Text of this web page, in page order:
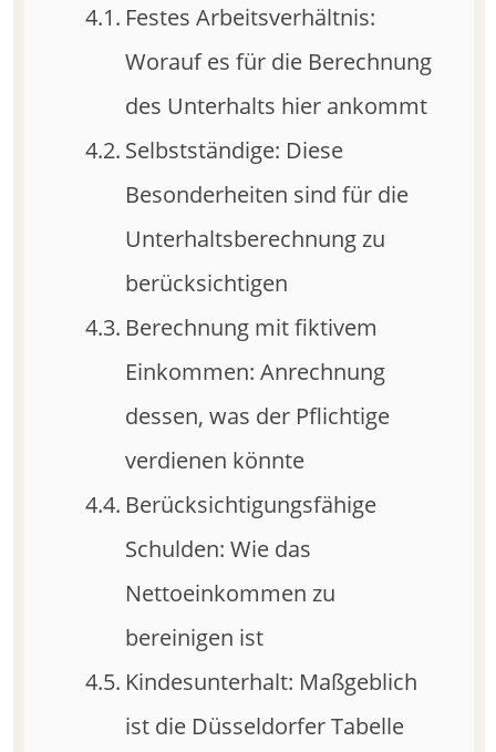
Festes Arbeitsverhältnis:
Worauf es für die Berechnung
des Unterhalts hier ankommt
Selbstständige: Diese
Besonderheiten sind für die
Unterhaltsberechnung zu
berücksichtigen
Berechnung mit fiktivem
Einkommen: Anrechnung
dessen, was der Pflichtige
verdienen könnte
Berücksichtigungsfähige
Schulden: Wie das
Nettoeinkommen zu
bereinigen ist
Kindesunterhalt: Maßgeblich
ist die Düsseldorfer Tabelle